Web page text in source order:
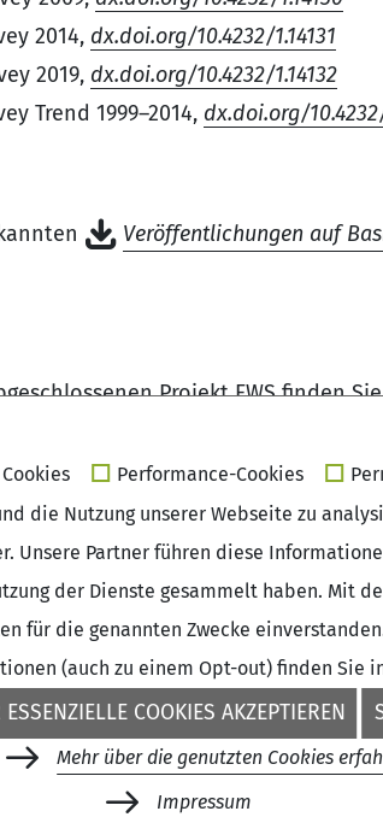
2014, dx.doi.org/10.4232/1.14131
2019, dx.doi.org/10.4232/1.14132
Trend 1999–2014, dx.doi.org/
Veröffentlichungen auf
ProjektFWSfinden
+49 (0)30 - 260740-33
Performance-Cookies
die Nutzung unserer Webseite zu
Unsere Partner führen diese
der Dienste gesammelt haben. Mit
für die genannten Zwecke
(auch zu einem Opt-out) finden Sie
ESSENZIELLE COOKIES AKZEPTIEREN
Mehr über die genutzten Cookies
Impressum